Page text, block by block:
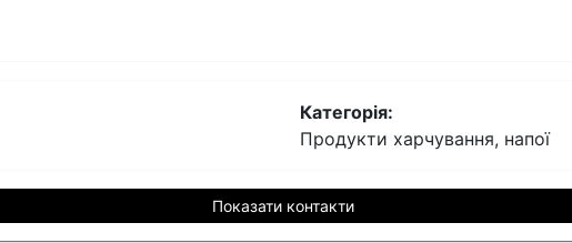
Категорія:
Продукти харчування, напої
Показати контакти